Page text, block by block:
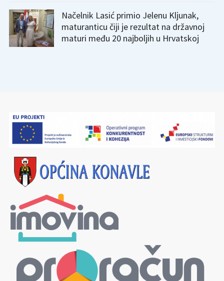
Načelnik Lasić primio Jelenu Kljunak,
maturanticu čiji je rezultat na državnoj
maturi među 20 najboljih u Hrvatskoj